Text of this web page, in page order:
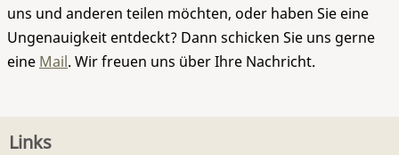
uns und anderen teilen möchten, oder haben Sie eine
Ungenauigkeit entdeckt? Dann schicken Sie uns gerne
eine Mail. Wir freuen uns über Ihre Nachricht.
Links